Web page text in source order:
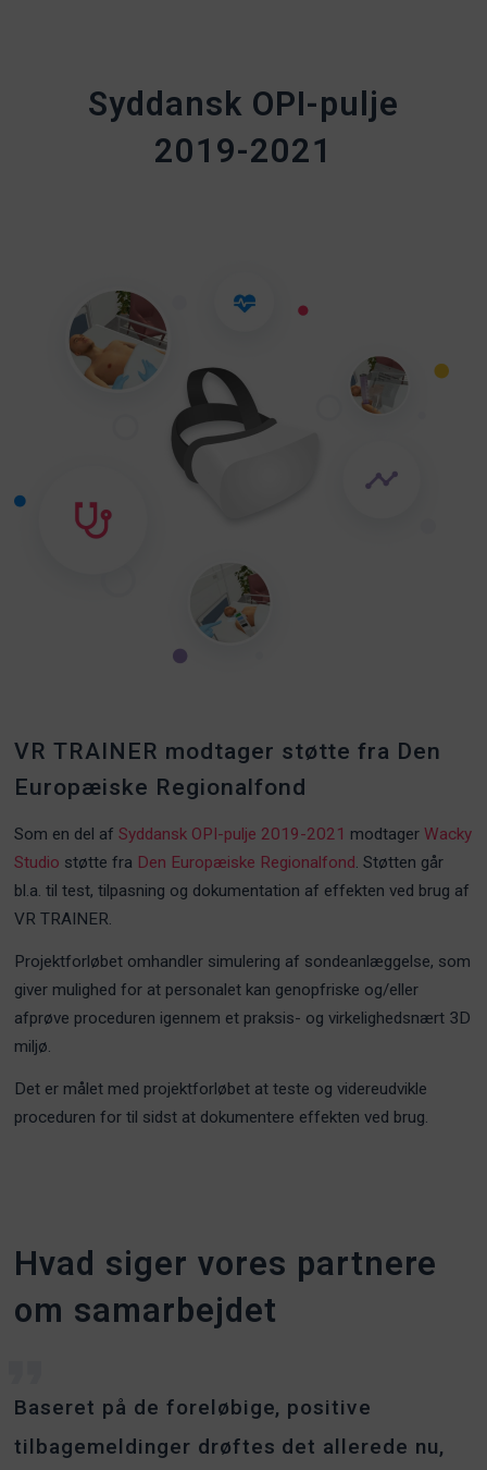
Syddansk OPI-pulje
2019-2021
VR TRAINER modtager støtte fra Den
Europæiske Regionalfond
Som en del afSyddansk OPI-pulje 2019-2021 modtagerWacky
Studio støtte fra Den Europæiske Regionalfond . Støtten går
bl.a. til test, tilpasning og dokumentation af effekten ved brug af
VR TRAINER.
Projektforløbet omhandler simulering af sondeanlæggelse, som
giver mulighed for at personalet kan genopfriske og/eller
afprøve proceduren igennem et praksis- og virkelighedsnært 3D
miljø.
Det er målet med projektforløbet at teste og videreudvikle
proceduren for til sidst at dokumentere effekten ved brug.
Hvad siger vores partnere
om samarbejdet
Baseret på de foreløbige, positive
tilbagemeldinger drøftes det allerede nu,